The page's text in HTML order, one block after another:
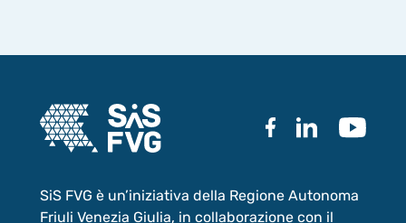
SiS FVG è un’iniziativa della Regione Autonoma
Friuli Venezia Giulia, in collaborazione con il